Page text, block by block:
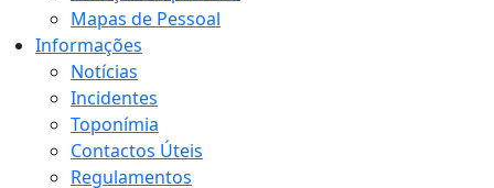
Mapas de Pessoal
Informações
Notícias
Incidentes
Toponímia
Contactos Úteis
Regulamentos